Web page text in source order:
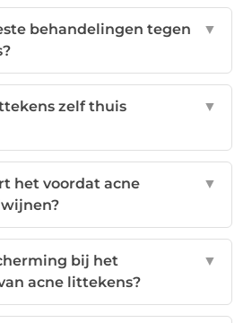
behandelingen tegen
▼
zelf thuis
▼
het voordat acne
▼
bij het
acne littekens?
▼